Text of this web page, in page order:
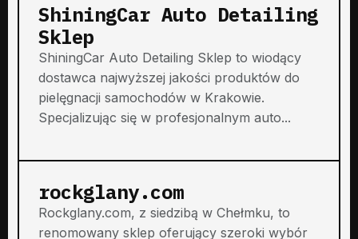
ShiningCar Auto Detailing
Sklep
ShiningCar Auto Detailing Sklep to wiodący
dostawca najwyższej jakości produktów do
pielęgnacji samochodów w Krakowie.
Specjalizując się w profesjonalnym auto...
rockglany.com
Rockglany.com, z siedzibą w Chełmku, to
renomowany sklep oferujący szeroki wybór